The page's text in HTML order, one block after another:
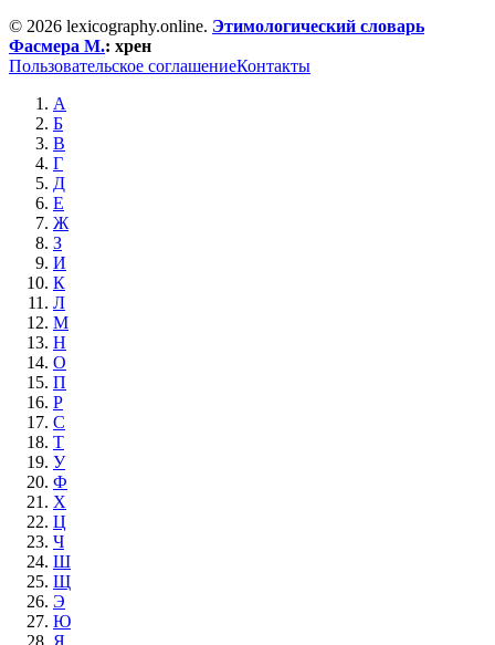
© 2026 lexicography.online. Этимологический словарь
Фасмера М.: хрен
Пользовательское соглашениеКонтакты
А
Б
В
Г
Д
Е
Ж
З
И
К
Л
М
Н
О
П
Р
С
Т
У
Ф
Х
Ц
Ч
Ш
Щ
Э
Ю